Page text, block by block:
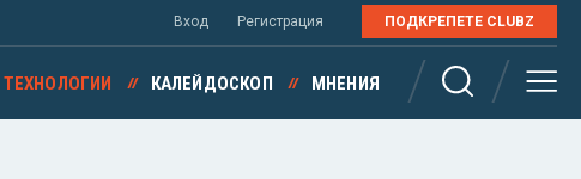
Вход Регистрация ПОДКРЕПЕТЕ CLUBZ
ТЕХНОЛОГИИ КАЛЕЙДОСКОП МНЕНИЯ